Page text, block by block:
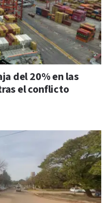
del 20% en las
el conflicto